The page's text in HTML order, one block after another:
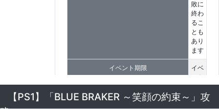
敗に
終わ
るこ
とも
あり
ます
イベント期限
イベ
ント
が発
生し
【PS1】「BLUE BRAKER ～笑顔の約束～」攻